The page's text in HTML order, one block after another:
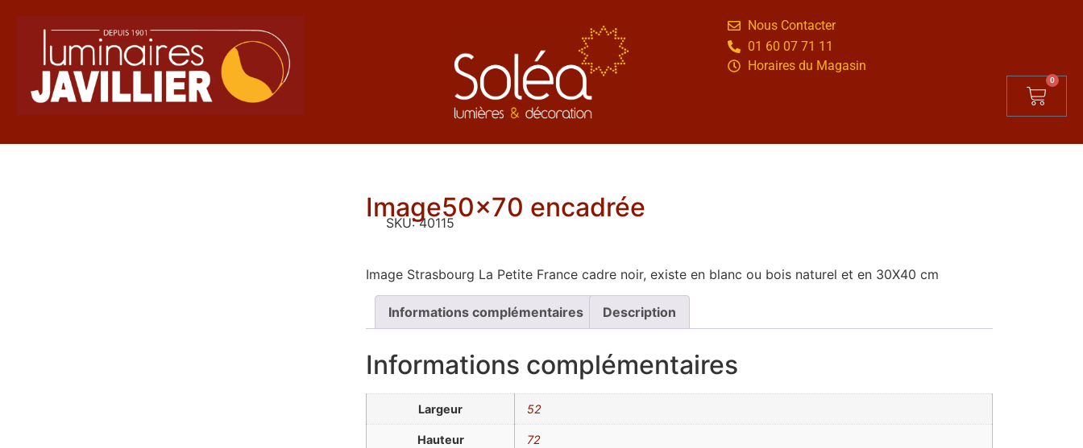
Nous Contacter
01 60 07 71 11
Horaires du Magasin
0
Image50x70 encadrée
SKU: 40115
Image Strasbourg La Petite France cadre noir, existe en blanc ou bois naturel et en 30X40 cm
Informations complémentaires Description
Informations complémentaires
Largeur 52
Hauteur 72